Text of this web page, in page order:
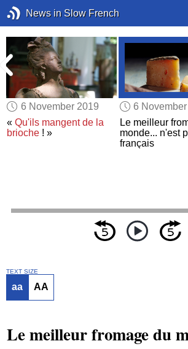
News in Slow French
6 November 2019
«Qu'ils mangent de la
brioche ! »
6
Le meilleur
monde... n'est
français
TEXT SIZE
aa AA
Le meilleur fromage du